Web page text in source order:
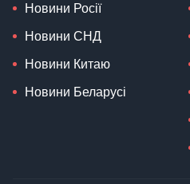
Новини Росії
Новини СНД
Новини Китаю
Новини Беларусі